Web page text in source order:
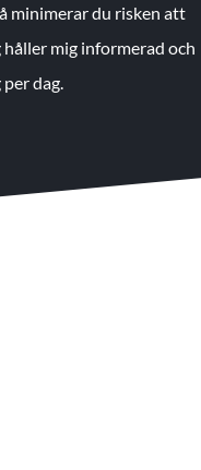
minimerar du risken att
mig informerad och
dag.